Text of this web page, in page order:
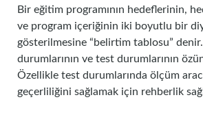
Bir eğitim programının hedeflerinin,
ve program içeriğinin iki boyutlu bir
gösterilmesine “belirtim tablosu”
durumlarının ve test durumlarının
Özellikle test durumlarında ölçüm
geçerliliğini sağlamak için rehberlik